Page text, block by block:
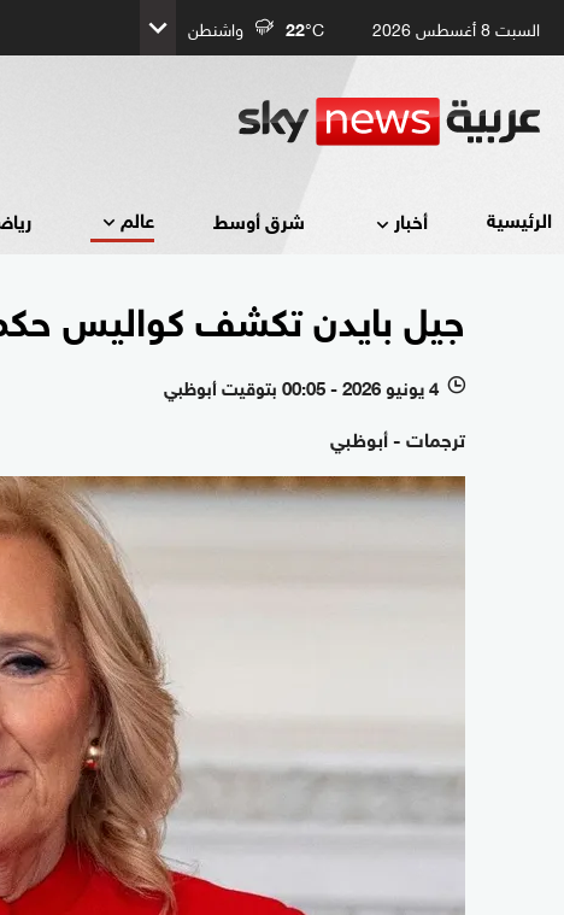
السبت 8 أغسطس 2026 22°C واشنطن
الرئيسية أخبار شرق أوسط عالم
جيل بايدن تكشف كواليس
l 4 يونيو 2026 - 00:05 بتوقيت أبوظبي
ترجمات - أبوظبي